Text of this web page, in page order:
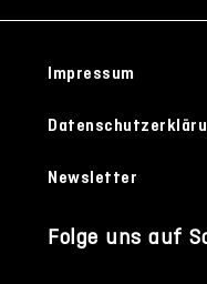
Impressum
Newsletter
Folge uns auf